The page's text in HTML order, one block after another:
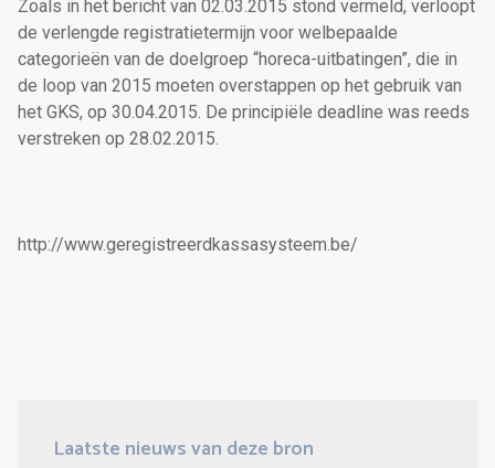
Zoals in het bericht van 02.03.2015 stond vermeld, verloopt
de verlengde registratietermijn voor welbepaalde
categorieën van de doelgroep “horeca-uitbatingen”, die in
de loop van 2015 moeten overstappen op het gebruik van
het GKS, op 30.04.2015. De principiële deadline was reeds
verstreken op 28.02.2015.
http://www.geregistreerdkassasysteem.be/
Laatste nieuws van deze bron